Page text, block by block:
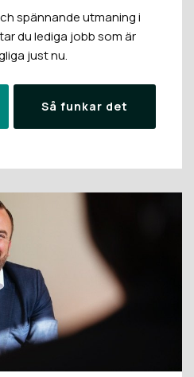
spännande utmaning i
du lediga jobb som är
just nu.
Så funkar det